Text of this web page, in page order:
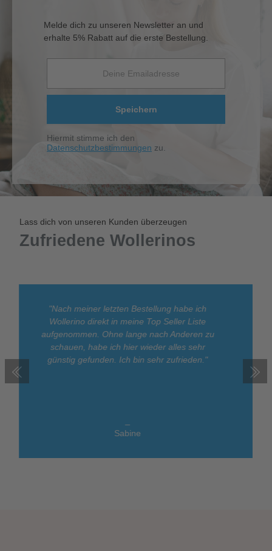
Melde dich zu unseren Newsletter an und
erhalte 5% Rabatt auf die erste Bestellung.
Speichern
Hiermit stimme ich den
Datenschutzbestimmungen zu.
Lass dich von unseren Kunden überzeugen
Zufriedene Wollerinos
"Nach meiner letzten Bestellung habe ich
Wollerino direkt in meine Top Seller Liste
aufgenommen. Ohne lange nach Anderen zu
schauen, habe ich hier wieder alles sehr
günstig gefunden. Ich bin sehr zufrieden."
Sabine